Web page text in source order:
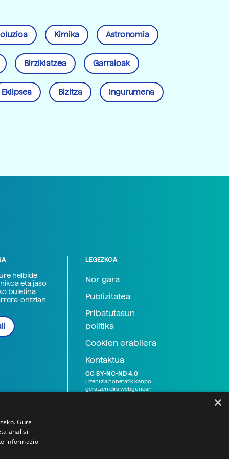
Kimika Astronomia
Birziklatzea Garraioak
Eklipsea Bizitza Ingurumena
helbide
eta jaso
buletina
ontzian
LEGEZKOA
Nor gara
Publizitatea
Pribatutasun
politika
Cookien erabilera
Kontaktua
CC BY-NC-ND 4.0
Lizentzia honetatik kanpo
geratzen dira webgunean
×
Gure
analisi-
informazio